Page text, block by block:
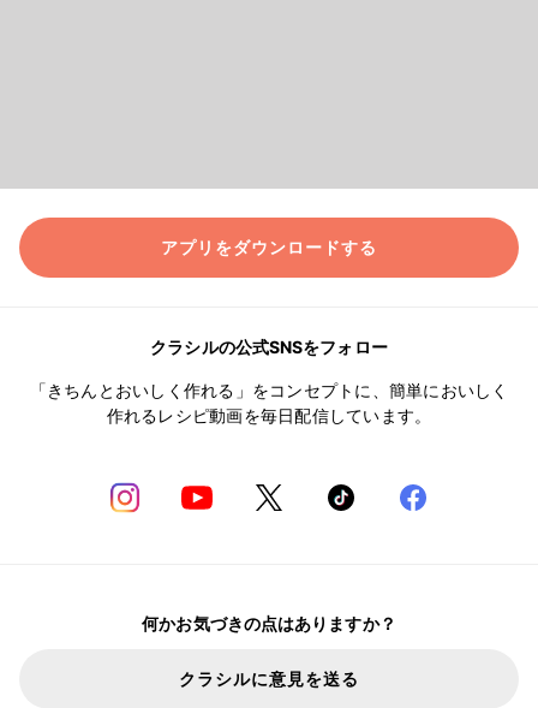
アプリをダウンロードする
クラシルの公式SNSをフォロー
「きちんとおいしく作れる」をコンセプトに、簡単においしく
作れるレシピ動画を毎日配信しています。
何かお気づきの点はありますか？
クラシルに意見を送る